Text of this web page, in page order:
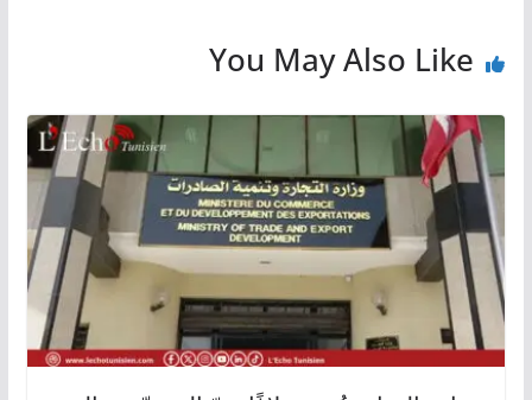
You May Also Like